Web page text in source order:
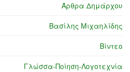
Άρθρα Δημάρχου
Βασίλης Μιχαηλίδης
Βίντεο
Γλώσσα-Ποίηση-Λογοτεχνία